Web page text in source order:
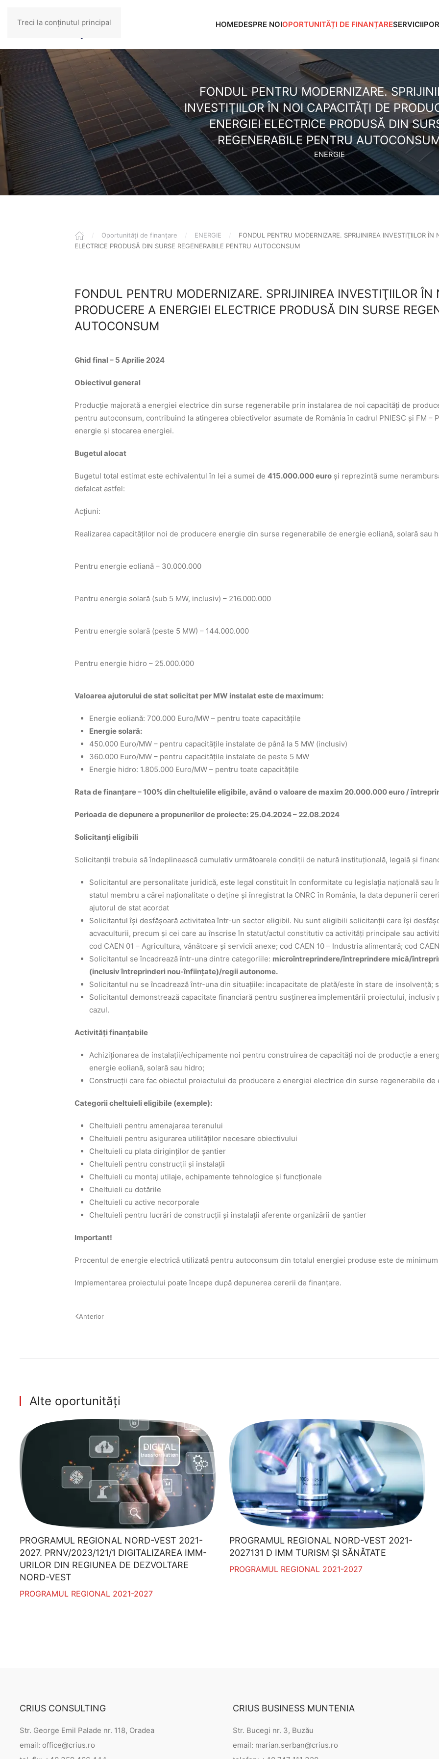
Treci la conținutul principal HOMEDESPRE NOIOPORTUNITĂȚI DE FINANȚARESERVICII
FONDUL PENTRU MODERNIZARE.
INVESTIŢIILOR ÎN NOI CAPACITĂŢI DE
ENERGIEI ELECTRICE PRODUSĂ DIN
REGENERABILE PENTRU
ENERGIE
Oportunități de finanțare ENERGIE
FONDUL PENTRU MODERNIZARE. SPRIJINIREA INVESTIŢIILOR ÎN
ELECTRICE PRODUSĂ DIN SURSE REGENERABILE PENTRU AUTOCONSUM
FONDUL PENTRU MODERNIZARE. SPRIJINIREA INVESTIŢIILOR ÎN
PRODUCERE A ENERGIEI ELECTRICE PRODUSĂ DIN SURSE
AUTOCONSUM
Ghid final – 5 Aprilie 2024
Obiectivul general
Producţie majorată a energiei electrice din surse regenerabile prin instalarea de noi capacități de
pentru autoconsum, contribuind la atingerea obiectivelor asumate de România în cadrul PNIESC și FM –
energie și stocarea energiei.
Bugetul alocat
Bugetul total estimat este echivalentul în lei a sumei de 415.000.000 euro și reprezintă sume
defalcat astfel:
Acțiuni:
Realizarea capacităţilor noi de producere energie din surse regenerabile de energie eoliană, solară sau
Pentru energie eoliană – 30.000.000
Pentru energie solară (sub 5 MW, inclusiv) – 216.000.000
Pentru energie solară (peste 5 MW) – 144.000.000
Pentru energie hidro – 25.000.000
Valoarea ajutorului de stat solicitat per MW instalat este de maximum:
Energie eoliană: 700.000 Euro/MW – pentru toate capacitățile
Energie solară:
450.000 Euro/MW – pentru capacitățile instalate de până la 5 MW (inclusiv)
360.000 Euro/MW – pentru capacitățile instalate de peste 5 MW
Energie hidro: 1.805.000 Euro/MW – pentru toate capacitățile
Rata de finanţare – 100% din cheltuielile eligibile, având o valoare de maxim 20.000.000 euro /
Perioada de depunere a propunerilor de proiecte: 25.04.2024 – 22.08.2024
Solicitanţi eligibili
Solicitanţii trebuie să îndeplinească cumulativ următoarele condiţii de natură instituţională, legală şi
Solicitantul are personalitate juridică, este legal constituit în conformitate cu legislaţia națională sau
statul membru a cărei naţionalitate o deţine și înregistrat la ONRC în România, la data depunerii
ajutorul de stat acordat
Solicitantul îşi desfăşoară activitatea într-un sector eligibil. Nu sunt eligibili solicitanții care își
acvaculturii, precum și cei care au înscrise în statut/actul constitutiv ca activităţi principale sau
cod CAEN 01 – Agricultura, vânătoare şi servicii anexe; cod CAEN 10 – Industria alimentară; cod
Solicitantul se încadrează într-una dintre categoriile: microîntreprindere/întreprindere mică/
(inclusiv întreprinderi nou-înființate)/regii autonome.
Solicitantul nu se încadrează într-una din situaţiile: incapacitate de plată/este în stare de insolvenţă;
Solicitantul demonstrează capacitate financiară pentru susţinerea implementării proiectului, inclusiv
cazul.
Activităţi finanţabile
Achiziţionarea de instalaţii/echipamente noi pentru construirea de capacități noi de producție a
energie eoliană, solară sau hidro;
Construcţii care fac obiectul proiectului de producere a energiei electrice din surse regenerabile de
Categorii cheltuieli eligibile (exemple):
Cheltuieli pentru amenajarea terenului
Cheltuieli pentru asigurarea utilităţilor necesare obiectivului
Cheltuieli cu plata diriginților de șantier
Cheltuieli pentru construcții și instalații
Cheltuieli cu montaj utilaje, echipamente tehnologice şi funcţionale
Cheltuieli cu dotările
Cheltuieli cu active necorporale
Cheltuieli pentru lucrări de construcții și instalații aferente organizării de șantier
Important!
Procentul de energie electrică utilizată pentru autoconsum din totalul energiei produse este de minimum
Implementarea proiectului poate începe după depunerea cererii de finanțare.
Anterior
Alte oportunități
PROGRAMUL REGIONAL NORD-VEST 2021-
2027. PRNV/2023/121/1 DIGITALIZAREA IMM-
URILOR DIN REGIUNEA DE DEZVOLTARE
NORD-VEST
PROGRAMUL REGIONAL 2021-2027
PROGRAMUL REGIONAL NORD-VEST 2021-
2027131 D IMM TURISM ȘI SĂNĂTATE
PROGRAMUL REGIONAL 2021-2027
CRIUS CONSULTING
Str. George Emil Palade nr. 118, Oradea
email: office@crius.ro
CRIUS BUSINESS MUNTENIA
Str. Bucegi nr. 3, Buzău
email: marian.serban@crius.ro